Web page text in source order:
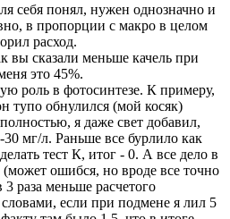
себя понял, нужен однозначно и
в пропорции с макро в целом
расход.
вы сказали меньше качель при
это 45%.
роль в фотосинтезе. К примеру,
тупо обнулился (мой косяк)
я даже свет добавил,
мг/л. Раньше все бурлило как
тест К, итог - 0. А все дело в
ошибся, но вроде все точно
раза меньше расчетого
если при подмене я лил 5